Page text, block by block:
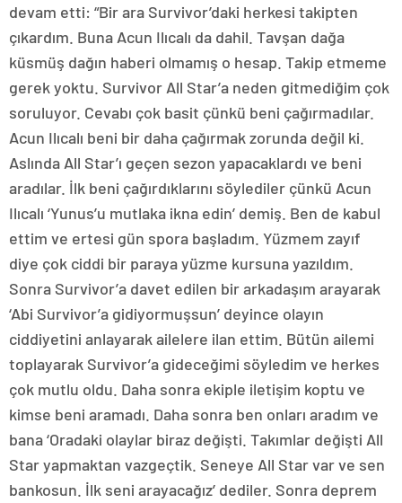
devam etti: “Bir ara Survivor’daki herkesi takipten
çıkardım. Buna Acun Ilıcalı da dahil. Tavşan dağa
küsmüş dağın haberi olmamış o hesap. Takip etmeme
gerek yoktu. Survivor All Star’a neden gitmediğim çok
soruluyor. Cevabı çok basit çünkü beni çağırmadılar.
Acun Ilıcalı beni bir daha çağırmak zorunda değil ki.
Aslında All Star’ı geçen sezon yapacaklardı ve beni
aradılar. İlk beni çağırdıklarını söylediler çünkü Acun
Ilıcalı ‘Yunus’u mutlaka ikna edin’ demiş. Ben de kabul
ettim ve ertesi gün spora başladım. Yüzmem zayıf
diye çok ciddi bir paraya yüzme kursuna yazıldım.
Sonra Survivor’a davet edilen bir arkadaşım arayarak
‘Abi Survivor’a gidiyormuşsun’ deyince olayın
ciddiyetini anlayarak ailelere ilan ettim. Bütün ailemi
toplayarak Survivor’a gideceğimi söyledim ve herkes
çok mutlu oldu. Daha sonra ekiple iletişim koptu ve
kimse beni aramadı. Daha sonra ben onları aradım ve
bana ‘Oradaki olaylar biraz değişti. Takımlar değişti All
Star yapmaktan vazgeçtik. Seneye All Star var ve sen
bankosun. İlk seni arayacağız’ dediler. Sonra deprem